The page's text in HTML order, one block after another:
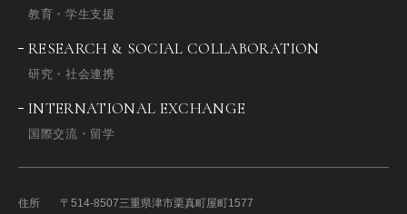
教育・学生支援
RESEARCH & SOCIAL COLLABORATION
研究・社会連携
INTERNATIONAL EXCHANGE
国際交流・留学
住所 〒514-8507三重県津市栗真町屋町1577